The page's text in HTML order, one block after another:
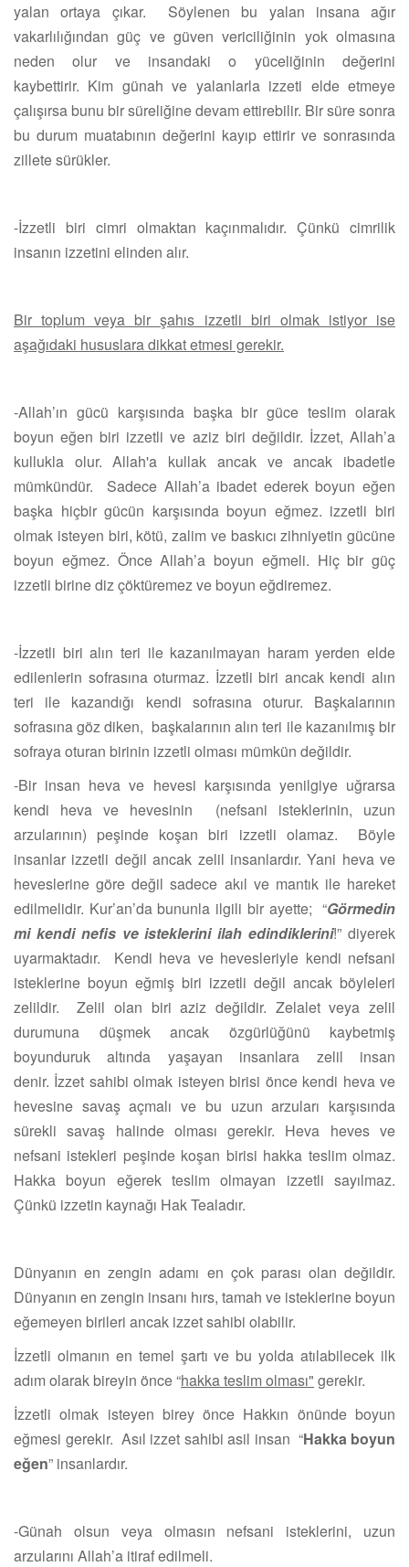
yalan ortaya çıkar. Söylenen bu yalan insana ağır
vakarlılığından güç ve güven vericiliğinin yok olmasına
neden olur ve insandaki o yüceliğinin değerini
kaybettirir. Kim günah ve yalanlarla izzeti elde etmeye
çalışırsa bunu bir süreliğine devam ettirebilir. Bir süre sonra
bu durum muatabının değerini kayıp ettirir ve sonrasında
zillete sürükler.
-İzzetli biri cimri olmaktan kaçınmalıdır. Çünkü cimrilik
insanın izzetini elinden alır.
Bir toplum veya bir şahıs izzetli biri olmak istiyor ise
aşağıdaki hususlara dikkat etmesi gerekir.
-Allah’ın gücü karşısında başka bir güce teslim olarak
boyun eğen biri izzetli ve aziz biri değildir. İzzet, Allah’a
kullukla olur. Allah'a kullak ancak ve ancak ibadetle
mümkündür. Sadece Allah’a ibadet ederek boyun eğen
başka hiçbir gücün karşısında boyun eğmez. izzetli biri
olmak isteyen biri, kötü, zalim ve baskıcı zihniyetin gücüne
boyun eğmez. Önce Allah’a boyun eğmeli. Hiç bir güç
izzetli birine diz çöktüremez ve boyun eğdiremez.
-İzzetli biri alın teri ile kazanılmayan haram yerden elde
edilenlerin sofrasına oturmaz. İzzetli biri ancak kendi alın
teri ile kazandığı kendi sofrasına oturur. Başkalarının
sofrasına göz diken, başkalarının alın teri ile kazanılmış bir
sofraya oturan birinin izzetli olması mümkün değildir.
-Bir insan heva ve hevesi karşısında yenilgiye uğrarsa
kendi heva ve hevesinin (nefsani isteklerinin, uzun
arzularının) peşinde koşan biri izzetli olamaz. Böyle
insanlar izzetli değil ancak zelil insanlardır. Yani heva ve
heveslerine göre değil sadece akıl ve mantık ile hareket
edilmelidir. Kur’an’da bununla ilgili bir ayette; “Görmedin
mi kendi nefis ve isteklerini ilah edindiklerini!” diyerek
uyarmaktadır. Kendi heva ve hevesleriyle kendi nefsani
isteklerine boyun eğmiş biri izzetli değil ancak böyleleri
zelildir. Zelil olan biri aziz değildir. Zelalet veya zelil
durumuna düşmek ancak özgürlüğünü kaybetmiş
boyunduruk altında yaşayan insanlara zelil insan
denir. İzzet sahibi olmak isteyen birisi önce kendi heva ve
hevesine savaş açmalı ve bu uzun arzuları karşısında
sürekli savaş halinde olması gerekir. Heva heves ve
nefsani istekleri peşinde koşan birisi hakka teslim olmaz.
Hakka boyun eğerek teslim olmayan izzetli sayılmaz.
Çünkü izzetin kaynağı Hak Tealadır.
Dünyanın en zengin adamı en çok parası olan değildir.
Dünyanın en zengin insanı hırs, tamah ve isteklerine boyun
eğemeyen birileri ancak izzet sahibi olabilir.
İzzetli olmanın en temel şartı ve bu yolda atılabilecek ilk
adım olarak bireyin önce “hakka teslim olması" gerekir.
İzzetli olmak isteyen birey önce Hakkın önünde boyun
eğmesi gerekir. Asıl izzet sahibi asil insan “Hakka boyun
eğen” insanlardır.
-Günah olsun veya olmasın nefsani isteklerini, uzun
arzularını Allah’a itiraf edilmeli.